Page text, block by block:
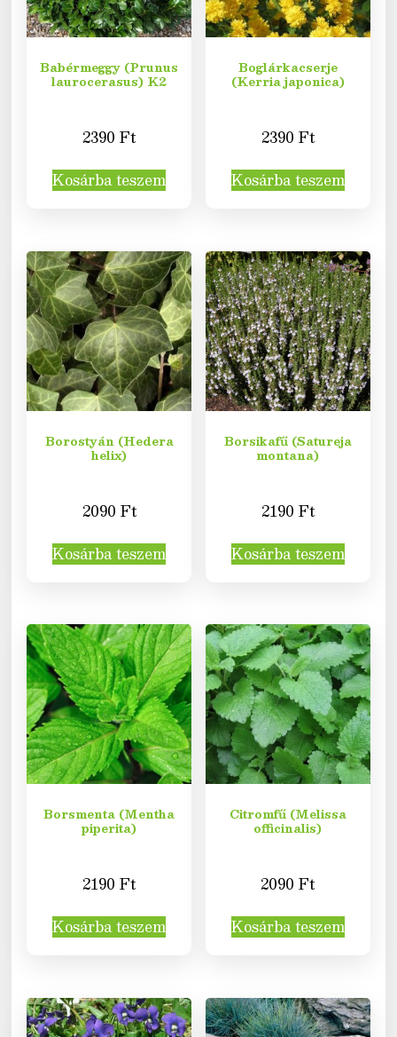
Babérmeggy (Prunus
laurocerasus) K2
2390Ft
Kosárba teszem
Boglárkacserje
(Kerria japonica)
2390 Ft
Kosárba teszem
Borostyán (Hedera
helix)
2090 Ft
Kosárba teszem
Borsikafű (Satureja
montana)
2190 Ft
Kosárba teszem
Borsmenta (Mentha
piperita)
2190Ft
Kosárba teszem
Citromfű (Melissa
officinalis)
2090Ft
Kosárba teszem